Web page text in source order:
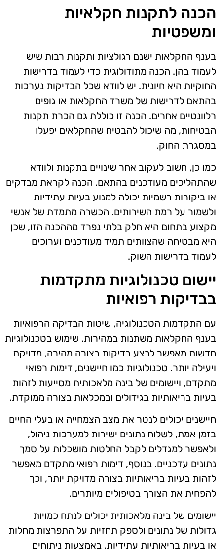
הכנה לתקנות חקלאיות
ומשפטיות
בענף החקלאות ישנם רגולציות ותקנות רבות שיש
לעמוד בהן. הכנה מתודולוגית כדי לעמוד בדרישות
החוקיות היא חיונית. יש לוודא שכל הבדיקות נערכות
בהתאם לדרישות של משרד החקלאות או גופים
רלוונטיים אחרים. הכנה זו כוללת גם הכרת תקנות
הבטיחות, מה שיכול להבטיח שהחקלאים יפעלו
במסגרת החוק.
כמו כן, חשוב לעקוב אחר שינויים בתקנות ולוודא
שהתהליכים מעודכנים בהתאם. הכנה לקראת מבדקים
או ביקורות רשמיות יכולה למנוע בעיות עתידיות
ולשמור על רמת השירותים. הכשרה מתמדת של אנשי
מקצוע בתחום היא חלק בלתי נפרד מההכנה הזו, שכן
היא מבטיחה שהצוותים תמיד מעודכנים וערוכים
לעמוד בדרישות השוק.
יישום טכנולוגיות מתקדמות
בבדיקות רפואיות
עם התקדמות הטכנולוגיה, שיטות הבדיקה הרפואיות
בענף החקלאות משתנות במהירות. שימוש בטכנולוגיות
חדשות מאפשר לבצע בדיקות בצורה מהירה, מדויקת
ויעילה יותר. טכנולוגיות כמו חיישנים, דימות רפואי
מתקדם, ויישומים של בינה מלאכותית מסייעות לזהות
בעיות בריאותיות בגידולים ובמכלאות בצורה ממוקדת.
חיישנים יכולים לנטר את מצב הצמחייה או בעלי החיים
בזמן אמת, לשלוח נתונים ישירות למערכות ניהול,
ולאפשר למגדלים לקבל החלטות מושכלות על סמך
נתונים עדכניים. בנוסף, דימות רפואי מתקדם מאפשר
לזהות בעיות בריאותיות בצורה מדויקת יותר, וכך
להפחית את הצורך בטיפולים מיותרים.
יישומים של בינה מלאכותית יכולים לנתח כמויות
גדולות של נתונים ולספק תחזיות על התפרצות מחלות
או בעיות בריאותיות עתידיות. באמצעות ניתוחים